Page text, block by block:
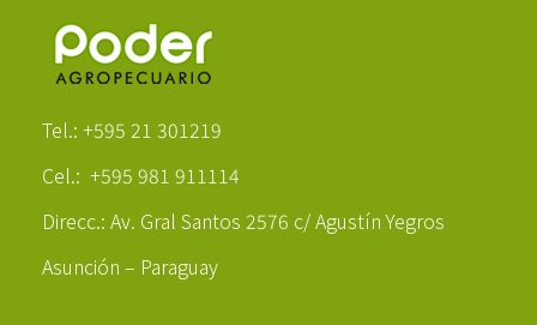
Tel.: +595 21 301219
Cel.: +595 981 911114
Direcc.: Av. Gral Santos 2576 c/ Agustín Yegros
Asunción – Paraguay